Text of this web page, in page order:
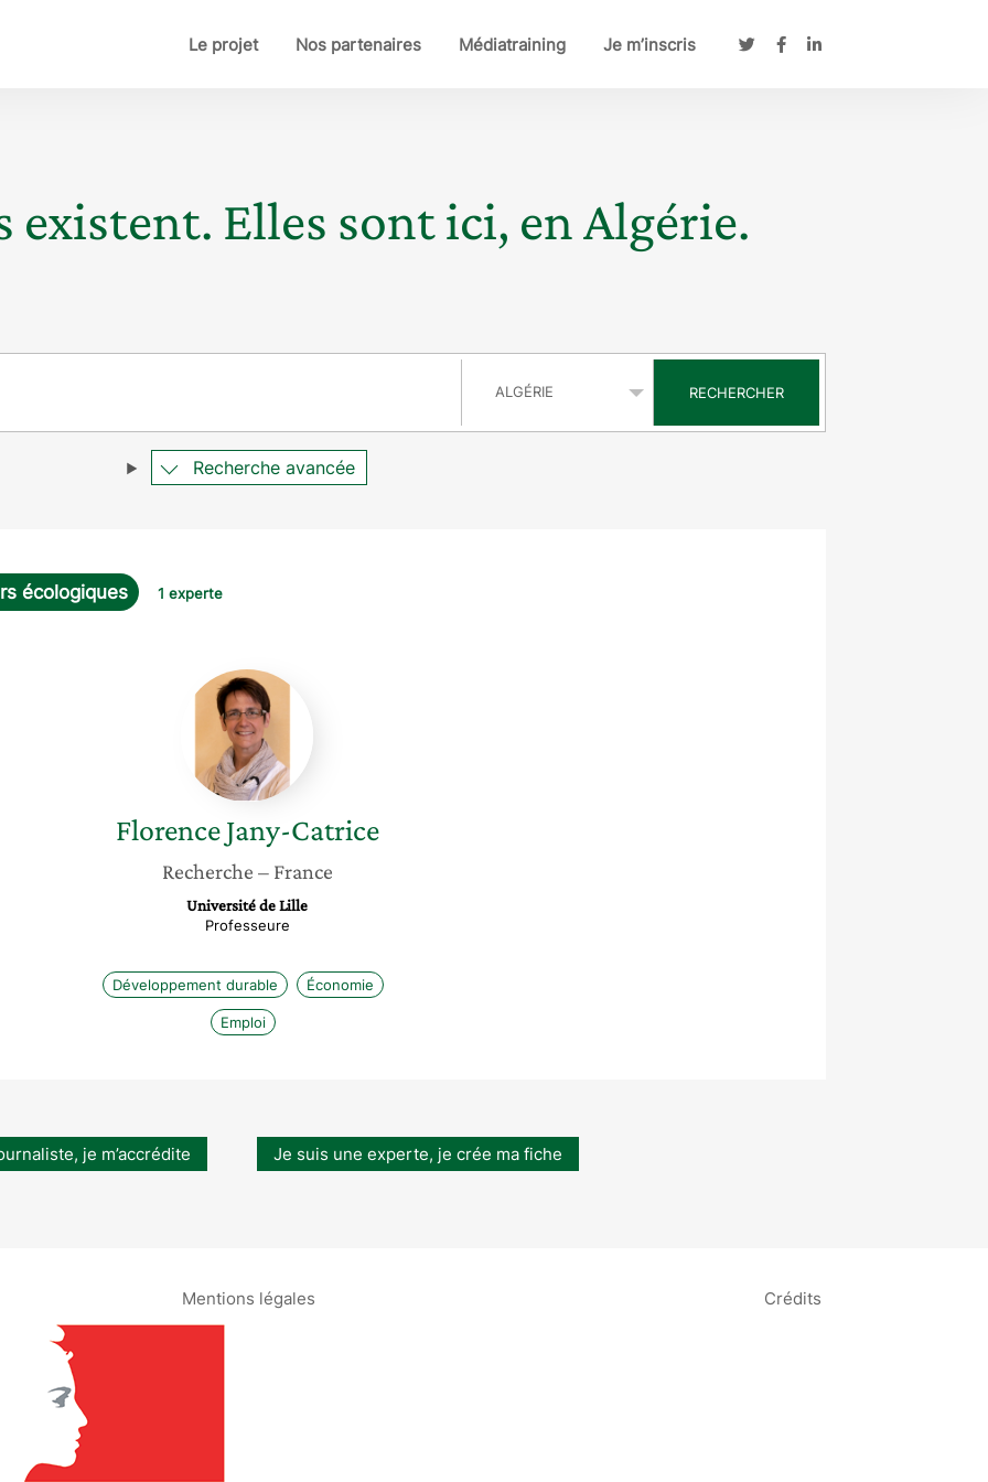
Le projet Nos partenaires Médiatraining Je m’inscris
existent. Elles sont ici, en Algérie.
RECHERCHER
Recherche avancée
écologiques 1 experte
Florence
Jany-
Catrice
Florence Jany-Catrice
Recherche – France
Université de Lille
Professeure
Développement durable Économie
Emploi
je m’accrédite Je suis une experte, je crée ma fiche
Mentions légales Crédits